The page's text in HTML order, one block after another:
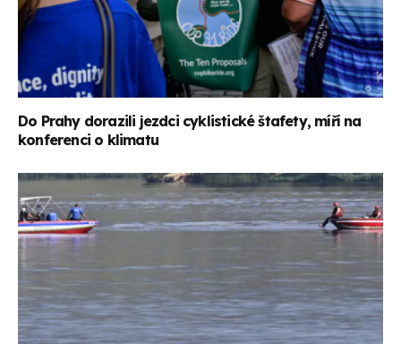
Do Prahy dorazili jezdci cyklistické štafety, míří na
konferenci o klimatu